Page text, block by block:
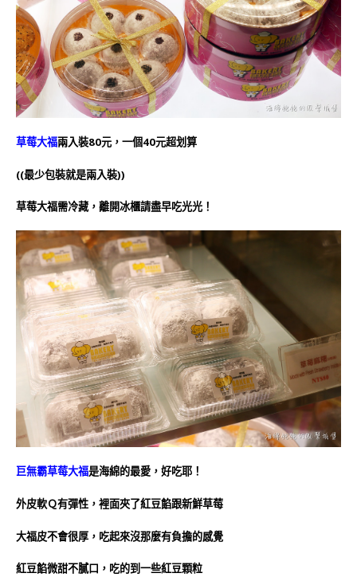
草莓大福兩入裝80元，一個40元超划算
((最少包裝就是兩入裝))
草莓大福需冷藏，離開冰櫃請盡早吃光光！
巨無霸草莓大福是海綿的最愛，好吃耶！
外皮軟Ｑ有彈性，裡面夾了紅豆餡跟新鮮草莓
大福皮不會很厚，吃起來沒那麼有負擔的感覺
紅豆餡微甜不膩口，吃的到一些紅豆顆粒